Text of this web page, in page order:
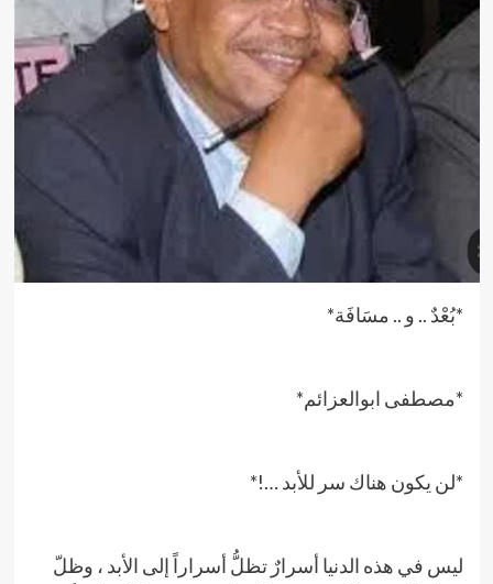
*بُعْدٌ .. و .. مسَافَة*
*مصطفى ابوالعزائم*
*لن يكون هناك سر للأبد …!*
ليس في هذه الدنيا أسرارٌ تظلُّ أسراراً إلى الأبد ، وظلّ